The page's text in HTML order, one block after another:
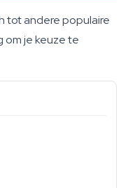
tot andere populaire
om je keuze te